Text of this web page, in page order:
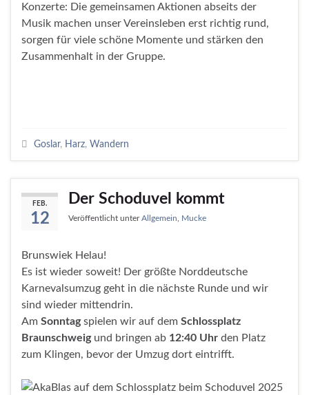
Konzerte: Die gemeinsamen Aktionen abseits der
Musik machen unser Vereinsleben erst richtig rund,
sorgen für viele schöne Momente und stärken den
Zusammenhalt in der Gruppe.
Goslar, Harz, Wandern
FEB.
12
Der Schoduvel kommt
Veröffentlicht unterAllgemein Mucke
Brunswiek Helau!
Es ist wieder soweit! Der größte Norddeutsche
Karnevalsumzug geht in die nächste Runde und wir
sind wieder mittendrin.
Am Sonntagspielen wir auf dem Schlossplatz
Braunschweigund bringen ab 12:40 Uhr den Platz
zum Klingen, bevor der Umzug dort eintrifft.